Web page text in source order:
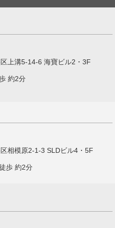
上溝5-14-6 海寶ビル2・3F
約2分
相模原2-1-3 SLDビル4・5F
歩 約2分